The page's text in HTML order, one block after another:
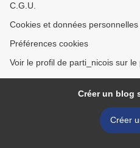
C.G.U.
Cookies et données personnelles
Préférences cookies
Voir le profil de parti_nicois sur le
Créer un blog
Créer